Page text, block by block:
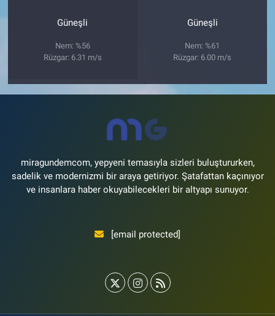
Güneşli
Nem: %56
Rüzgar: 6.31 m/s
Güneşli
Nem: %61
Rüzgar: 6.00 m/s
miragundemcom, yepyeni temasıyla sizleri buluştururken,
sadelik ve modernizmi bir araya getiriyor. Şatafattan kaçınıyor
ve insanlara haber okuyabilecekleri bir altyapı sunuyor.
[email protected]